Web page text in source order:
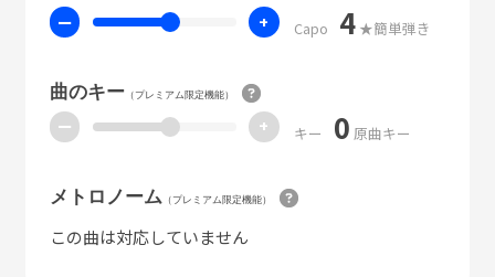
ー + Capo 4 ★簡単弾き
曲のキー（プレミアム限定機能）
ー + キー 0 原曲キー
メトロノーム （プレミアム限定機能）
この曲は対応していません